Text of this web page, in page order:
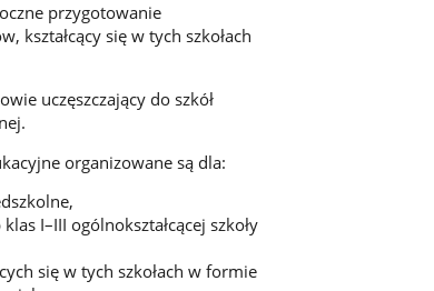
przygotowanie
kształcący się w tych szkołach
uczęszczający do szkół
organizowane są dla:
I–III ogólnokształcącej szkoły
się w tych szkołach w formie